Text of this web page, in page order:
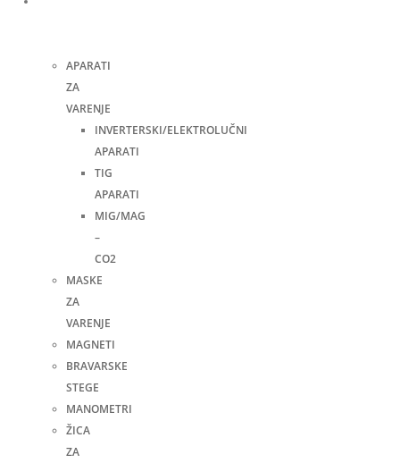
APARATI
ZA
VARENJE
INVERTERSKI/ELEKTROLUČNI
APARATI
TIG
APARATI
MIG/MAG
–
CO2
MASKE
ZA
VARENJE
MAGNETI
BRAVARSKE
STEGE
MANOMETRI
ŽICA
ZA